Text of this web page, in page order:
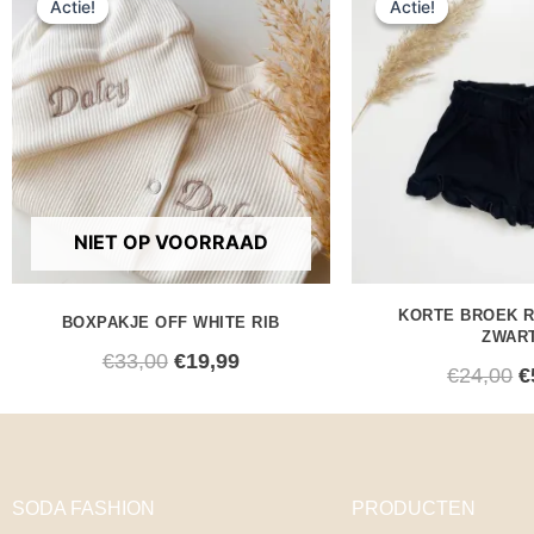
Actie!
NIET OP VOORRAAD
Actie!
BOXPAKJE OFF WHITE RIB
€33,00
prijs
was:
€33,00.
€19,99
prijs
€19,99.
Actie!
Actie!
KORTE BROEK
€24,00 €
SODA FASHION PRODUCTEN